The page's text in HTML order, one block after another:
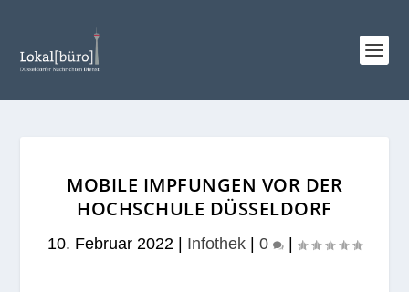
MOBILE IMPFUNGEN VOR DER
HOCHSCHULE DÜSSELDORF
10. Februar 2022 Infothek 0